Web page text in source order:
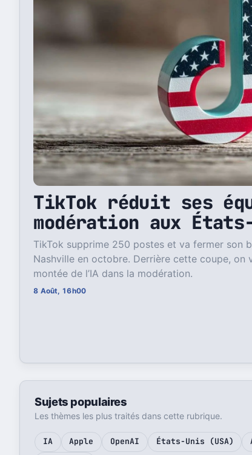
TikTok réduit ses
modération aux
TikTok supprime 250 postes et va fermer son
Nashville en octobre. Derrière cette coupe, on
montée de l’IA dans la modération.
8 Août, 16h00
Sujets populaires
Les thèmes les plus traités dans cette rubrique.
IA Apple OpenAI États-Unis (USA)